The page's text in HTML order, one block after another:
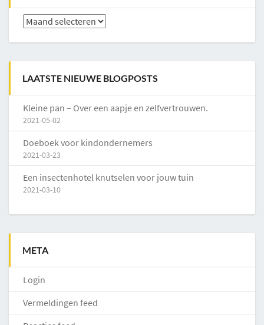
Archieven
LAATSTE NIEUWE BLOGPOSTS
Kleine pan – Over een aapje en zelfvertrouwen.
2021-05-02
Doeboek voor kindondernemers
2021-03-23
Een insectenhotel knutselen voor jouw tuin
2021-03-10
META
Login
Vermeldingen feed